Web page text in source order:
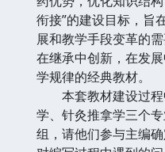
衔接”的建设目标，旨
展和教学手段变革的
在继承中创新，在发
学规律的经典教材。
本套教材建设过程
学、针灸推拿学三个
组，请他们参与主编